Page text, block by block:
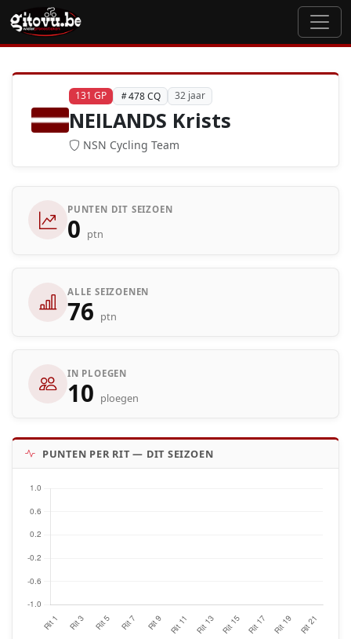
131 GP 478 CQ 32 jaar
NEILANDS Krists
NSN Cycling Team
PUNTEN DIT SEIZOEN
0 ptn
ALLE SEIZOENEN
76 ptn
IN PLOEGEN
10 ploegen
PUNTEN PER RIT — DIT SEIZOEN